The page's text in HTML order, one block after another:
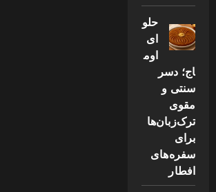
حلو
ای
اوم
اج؛ دسر
سنتی و
مقوی
ترک‌زبان‌ها
برای
سفره‌های
افطار